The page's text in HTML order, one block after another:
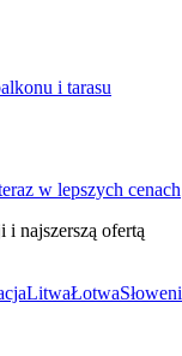
i tarasu
w lepszych cenach
najszerszą ofertą
LitwaŁotwa